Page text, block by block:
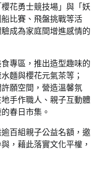
花勇士競技場」與「妖
比賽、飛盤挑戰等活
成為家庭間增進感情的
專區，推出造型趣味的
麵與櫻花元氣茶等；
願空間，營造溫馨氛
手作職人、親子互動體
春日市集。
百組親子公益名額，邀
，藉此落實文化平權，